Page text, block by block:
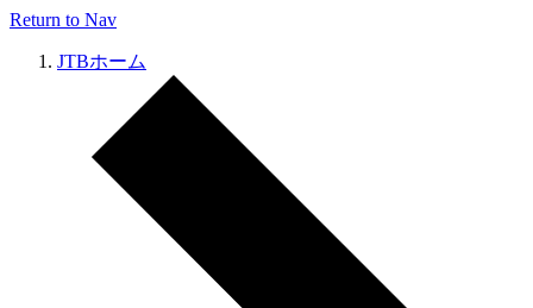
Return to Nav
JTBホーム